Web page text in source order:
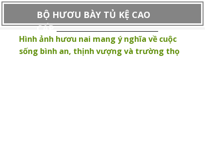
BỘ HƯƠU BÀY TỦ KỆ CAO
CẤP
Hình ảnh hươu nai mang ý nghĩa về cuộc
sống bình an, thịnh vượng và trường thọ